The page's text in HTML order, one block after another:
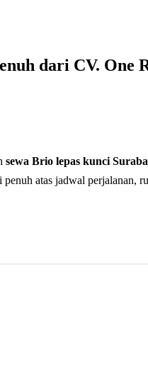
dari CV. One
sewa Brio lepas kunci
atas jadwal perjalanan,